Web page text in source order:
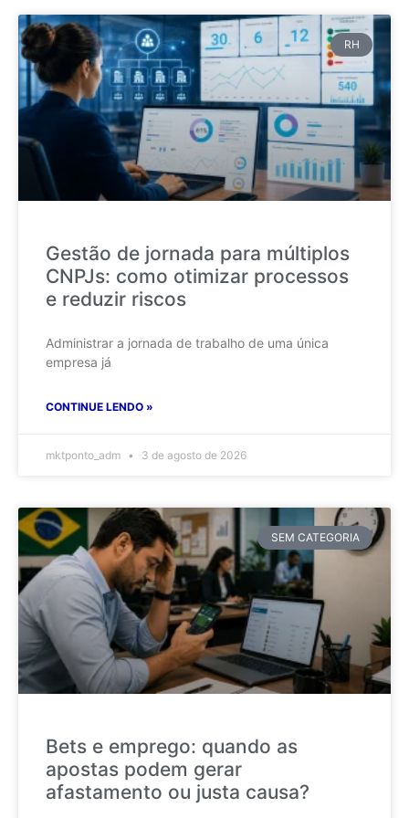
RH
Gestão de jornada para múltiplos
CNPJs: como otimizar processos
e reduzir riscos
Administrar a jornada de trabalho de uma única
empresa já
CONTINUE LENDO »
mktponto_adm 3 de agosto de 2026
SEM CATEGORIA
Bets e emprego: quando as
apostas podem gerar
afastamento ou justa causa?